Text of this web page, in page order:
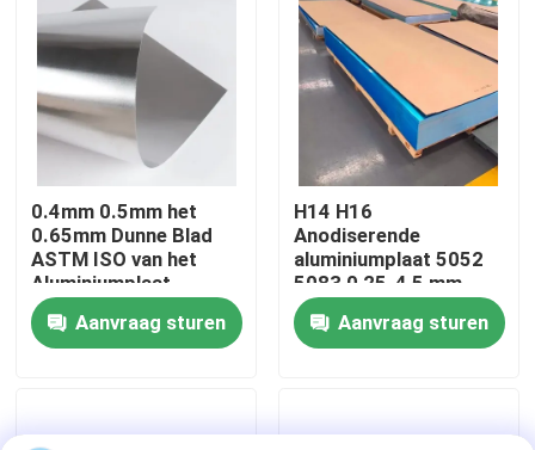
Kwaliteitscontrole
Neem contact met ons op
Nieuws
Gevallen
Bladenroestvrij staal
0.4mm 0.5mm het
0.65mm Dunne Blad
ASTM ISO van het
Aluminiumplaat
Geborstelde
Aluminium
Aanvraag sturen
H14 H16
Anodiserende
aluminiumplaat 5052
5083 0,25-4,5 mm
Aanvraag sturen